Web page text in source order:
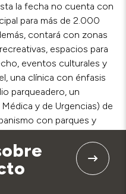
la fecha no cuenta con
para más de 2.000
contará con zonas
espacios para
eventos culturales y
una clínica con énfasis
parqueadero, un
y de Urgencias) de
con parques y